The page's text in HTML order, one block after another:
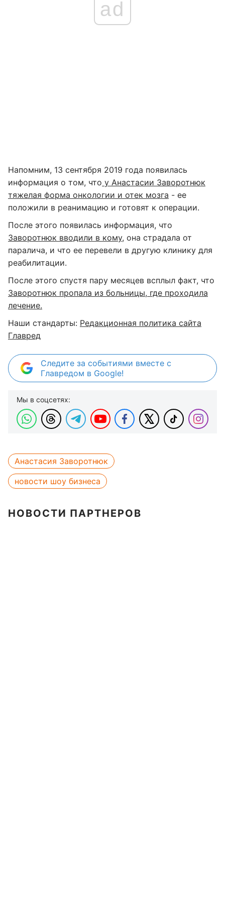
ad
Напомним, 13 сентября 2019 года появилась
информация о том, что у Анастасии Заворотнюк
тяжелая форма онкологии и отек мозга - ее
положили в реанимацию и готовят к операции.
После этого появилась информация, что
Заворотнюк вводили в кому, она страдала от
паралича, и что ее перевели в другую клинику для
реабилитации.
После этого спустя пару месяцев всплыл факт, что
Заворотнюк пропала из больницы, где проходила
лечение.
Наши стандарты: Редакционная политика сайта
Главред
Следите за событиями вместе с
Главредом в Google!
Мы в соцсетях:
Анастасия Заворотнюк
новости шоу бизнеса
НОВОСТИ ПАРТНЕРОВ